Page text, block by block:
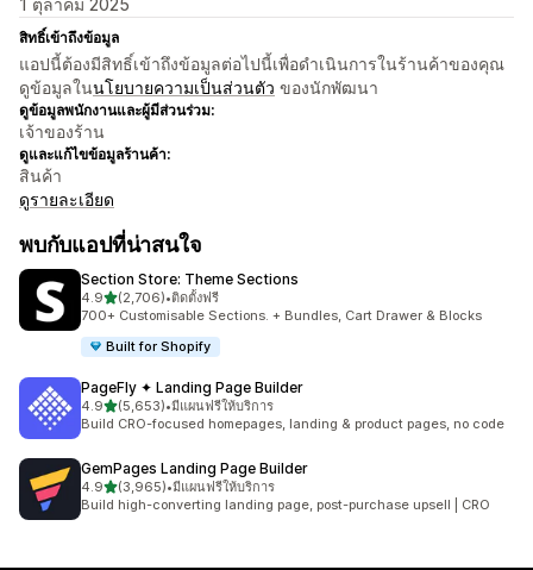
1 ตุลาคม 2025
สิทธิ์เข้าถึงข้อมูล
แอปนี้ต้องมีสิทธิ์เข้าถึงข้อมูลต่อไปนี้เพื่อดำเนินการในร้านค้าของคุณ
ดูข้อมูลในนโยบายความเป็นส่วนตัว ของนักพัฒนา
ดูข้อมูลพนักงานและผู้มีส่วนร่วม:
เจ้าของร้าน
ดูและแก้ไขข้อมูลร้านค้า:
สินค้า
ดูรายละเอียด
พบกับแอปที่น่าสนใจ
Section Store: Theme Sections
4.9เต็ม 5 ดาว
(2,706)
ทั้งหมด 2706 รีวิว
•ติดตั้งฟรี
700+ Customisable Sections. + Bundles, Cart Drawer & Blocks
Built for Shopify
PageFly ✦ Landing Page Builder
4.9เต็ม 5 ดาว
(5,653)
ทั้งหมด 5653 รีวิว
•มีแผนฟรีให้บริการ
Build CRO-focused homepages, landing & product pages, no code
GemPages Landing Page Builder
4.9เต็ม 5 ดาว
(3,965)
ทั้งหมด 3965 รีวิว
•มีแผนฟรีให้บริการ
Build high-converting landing page, post-purchase upsell | CRO